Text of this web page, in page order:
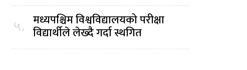
५. मध्यपश्चिम विश्वविद्यालयको परीक्षा
विद्यार्थीले लेख्दै गर्दा स्थगित